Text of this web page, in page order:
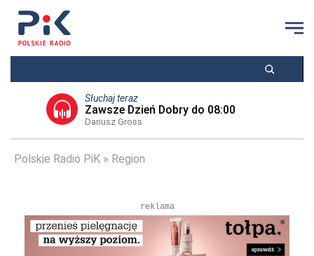
Słuchaj teraz
Zawsze Dzień Dobry do 08:00
Dariusz Gross
Polskie Radio PiK Region
reklama